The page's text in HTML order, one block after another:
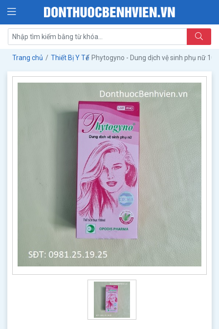
Trang chủ Thiết Bị Y Tế Phytogyno - Dung dịch vệ sinh phụ nữ